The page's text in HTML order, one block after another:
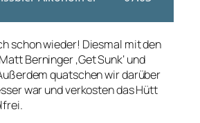
schon wieder! Diesmal mit den
Berninger ‚Get Sunk‘ und
quatschen wir darüber
war und verkosten das Hütt